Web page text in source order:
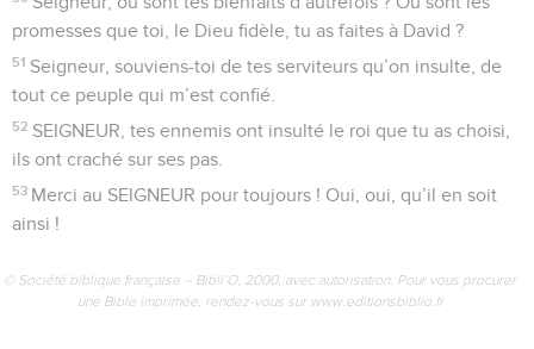
promesses que toi, le Dieu fidèle, tu as faites à David ?
51 Seigneur, souviens-toi de tes serviteurs qu’on insulte, de
tout ce peuple qui m’est confié.
52 SEIGNEUR, tes ennemis ont insulté le roi que tu as choisi,
ils ont craché sur ses pas.
53 Merci au SEIGNEUR pour toujours ! Oui, oui, qu’il en soit
ainsi !
© Société biblique française – Bibli’O, 2000, avec autorisation. Pour vous procurer
une Bible imprimée, rendez-vous sur www.editionsbiblio.fr